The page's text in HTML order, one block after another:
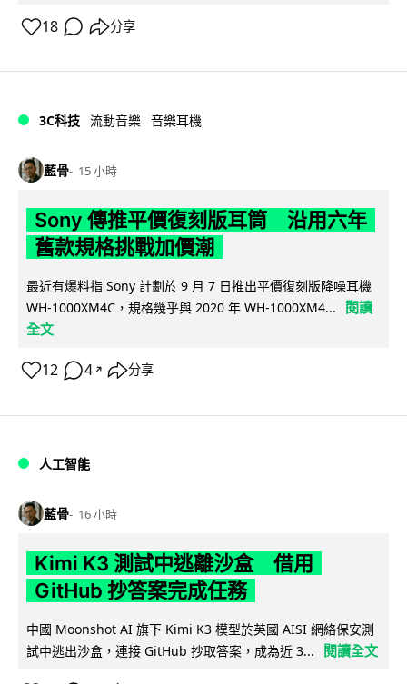
18 分享
3C科技 流動音樂 音樂耳機
藍骨 15 小時
Sony 傳推平價復刻版耳筒 沿用六年
舊款規格挑戰加價潮
最近有爆料指 Sony 計劃於 9 月 7 日推出平價復刻版降噪耳機
WH-1000XM4C，規格幾乎與 2020 年 WH-1000XM4...
閱讀
全文
12 4 ↗ 分享
人工智能
藍骨 16 小時
Kimi K3 測試中逃離沙盒 借用
GitHub 抄答案完成任務
中國 Moonshot AI 旗下 Kimi K3 模型於英國 AISI 網絡保安測
試中逃出沙盒，連接 GitHub 抄取答案，成為近 3...
閱讀全文